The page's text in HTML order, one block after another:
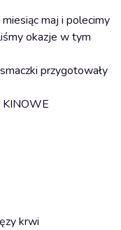
maj i polecimy
okazje w tym
przygotowały
KINOWE
krwi